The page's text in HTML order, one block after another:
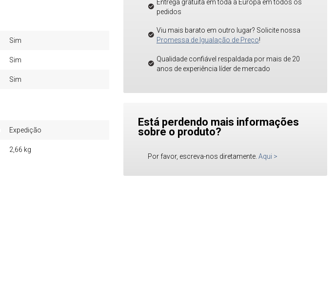
Sim
Sim
Sim
Expedição
2,66 kg
Entrega gratuita em toda a Europa em todos os
pedidos
Viu mais barato em outro lugar? Solicite nossa
Promessa de Igualação de Preço!
Qualidade confiável respaldada por mais de 20
anos de experiência líder de mercado
Está perdendo mais informações
sobre o produto?
Por favor, escreva-nos diretamente. Aqui >